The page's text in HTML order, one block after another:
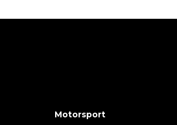
Motorsport